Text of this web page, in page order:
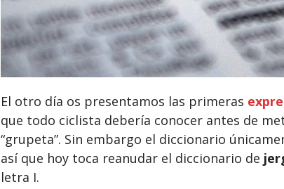
El otro día os presentamos las primeras
que todo ciclista debería conocer antes de
“grupeta”. Sin embargo el diccionario
así que hoy toca reanudar el diccionario de
letra I.